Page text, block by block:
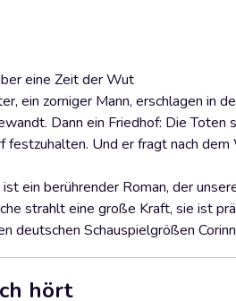
eine Zeit der Wut
ein zorniger Mann, erschlagen in
Dann ein Friedhof: Die
festzuhalten. Und er fragt nach
ein berührender Roman, der
strahlt eine große Kraft, sie ist
deutschen Schauspielgrößen
hört